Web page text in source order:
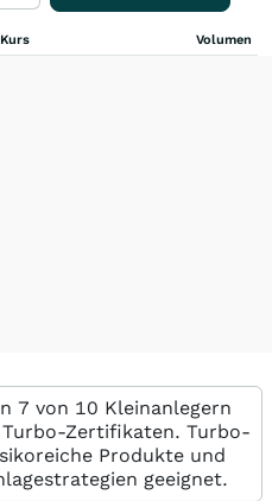
Kurs Volumen
7 von 10 Kleinanlegern
Zertifikaten. Turbo-
Produkte und
geeignet.